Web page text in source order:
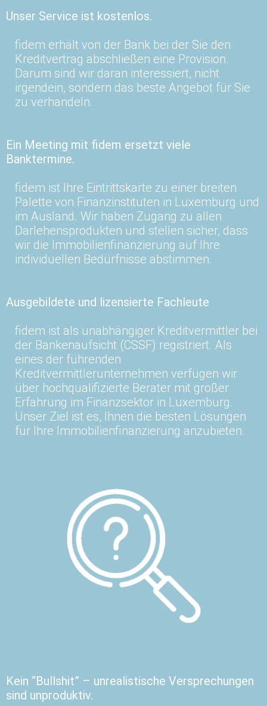
Unser Service ist kostenlos.
fidem erhält von der Bank bei der Sie den
Kreditvertrag abschließen eine Provision.
Darum sind wir daran interessiert, nicht
irgendein, sondern das beste Angebot für Sie
zu verhandeln.
Ein Meeting mit fidem ersetzt viele
Banktermine.
fidem ist Ihre Eintrittskarte zu einer breiten
Palette von Finanzinstituten in Luxemburg und
im Ausland. Wir haben Zugang zu allen
Darlehensprodukten und stellen sicher, dass
wir die Immobilienfinanzierung auf Ihre
individuellen Bedürfnisse abstimmen.
Ausgebildete und lizensierte Fachleute
fidem ist als unabhängiger Kreditvermittler bei
der Bankenaufsicht (CSSF) registriert. Als
eines der führenden
Kreditvermittlerunternehmen verfügen wir
über hochqualifizierte Berater mit großer
Erfahrung im Finanzsektor in Luxemburg.
Unser Ziel ist es, Ihnen die besten Lösungen
für Ihre Immobilienfinanzierung anzubieten.
Kein “Bullshit” – unrealistische Versprechungen
sind unproduktiv.